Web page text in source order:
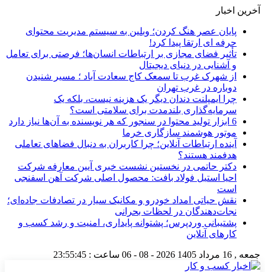
آخرین اخبار
پایان عصر هنگ کردن؛ وبلین به سیستم مدیریت محتوای
حرفه ای ارتقا پیدا کرد!
تأثیر فضای مجازی بر ارتباطات انسان‌ها؛ فرصتی برای تعامل
و آشنایی در دنیای دیجیتال
از شهرک غرب تا سمعک کاج سعادت آباد ؛ مسیر شنیدن
دوباره در غرب تهران
چرا ایمپلنت دندان دیگر یک هزینه نیست، بلکه یک
سرمایه‌گذاری بلندمدت برای سلامتی است؟
6 ابزار تولید محتوا در سنجور که هر نویسنده به آن‌ها نیاز دارد
موتور هوشمند سازگاری خرما
آینده ارتباطات آنلاین؛ چرا کاربران به دنبال فضاهای تعاملی
هدفمند هستند؟
دکتر حاتمی در نخستین نشست خبری آیین معارفه شرکت
احیا استیل فولاد بافت: محصول اصلی شرکت آهن اسفنجی
است
نقش حیاتی امداد خودرو و مکانیک سیار در تصادفات جاده‌ای؛
نجات‌دهندگان در لحظات بحرانی
پشتیبانی وردپرس؛ پشتوانه پایداری، امنیت و رشد کسب‌ و
کارهای آنلاین
جمعه , 16 مرداد 1405 2026 - 08 - 06 ساعت : 23:55:46